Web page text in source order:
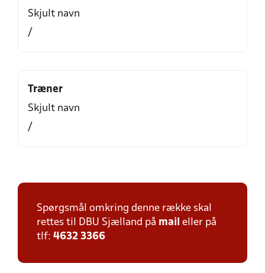
Skjult navn
/
Træner
Skjult navn
/
Spørgsmål omkring denne række skal
rettes til DBU Sjælland på mail eller på
tlf: 4632 3366